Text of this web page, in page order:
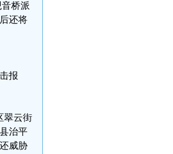
桥派
还将
报
翠云街
治平
威胁